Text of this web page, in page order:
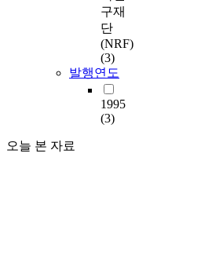
구재
단
(NRF)
(3)
발행연도
1995
(3)
오늘 본 자료